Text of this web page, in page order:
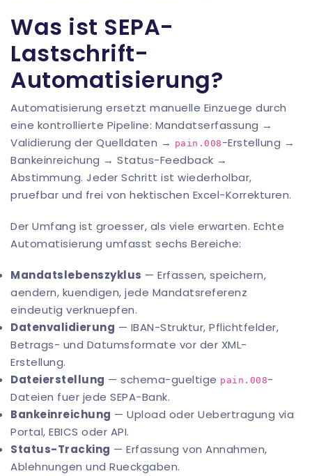
Was ist SEPA-
Lastschrift-
Automatisierung?
Automatisierung ersetzt manuelle Einzuege durch
eine kontrollierte Pipeline: Mandatserfassung →
Validierung der Quelldaten → pain.008 -Erstellung →
Bankeinreichung → Status-Feedback →
Abstimmung. Jeder Schritt ist wiederholbar,
pruefbar und frei von hektischen Excel-Korrekturen.
Der Umfang ist groesser, als viele erwarten. Echte
Automatisierung umfasst sechs Bereiche:
Mandatslebenszyklus — Erfassen, speichern,
aendern, kuendigen, jede Mandatsreferenz
eindeutig verknuepfen.
Datenvalidierung — IBAN-Struktur, Pflichtfelder,
Betrags- und Datumsformate vor der XML-
Erstellung.
Dateierstellung — schema-gueltige pain.008-
Dateien fuer jede SEPA-Bank.
Bankeinreichung — Upload oder Uebertragung via
Portal, EBICS oder API.
Status-Tracking — Erfassung von Annahmen,
Ablehnungen und Rueckgaben.